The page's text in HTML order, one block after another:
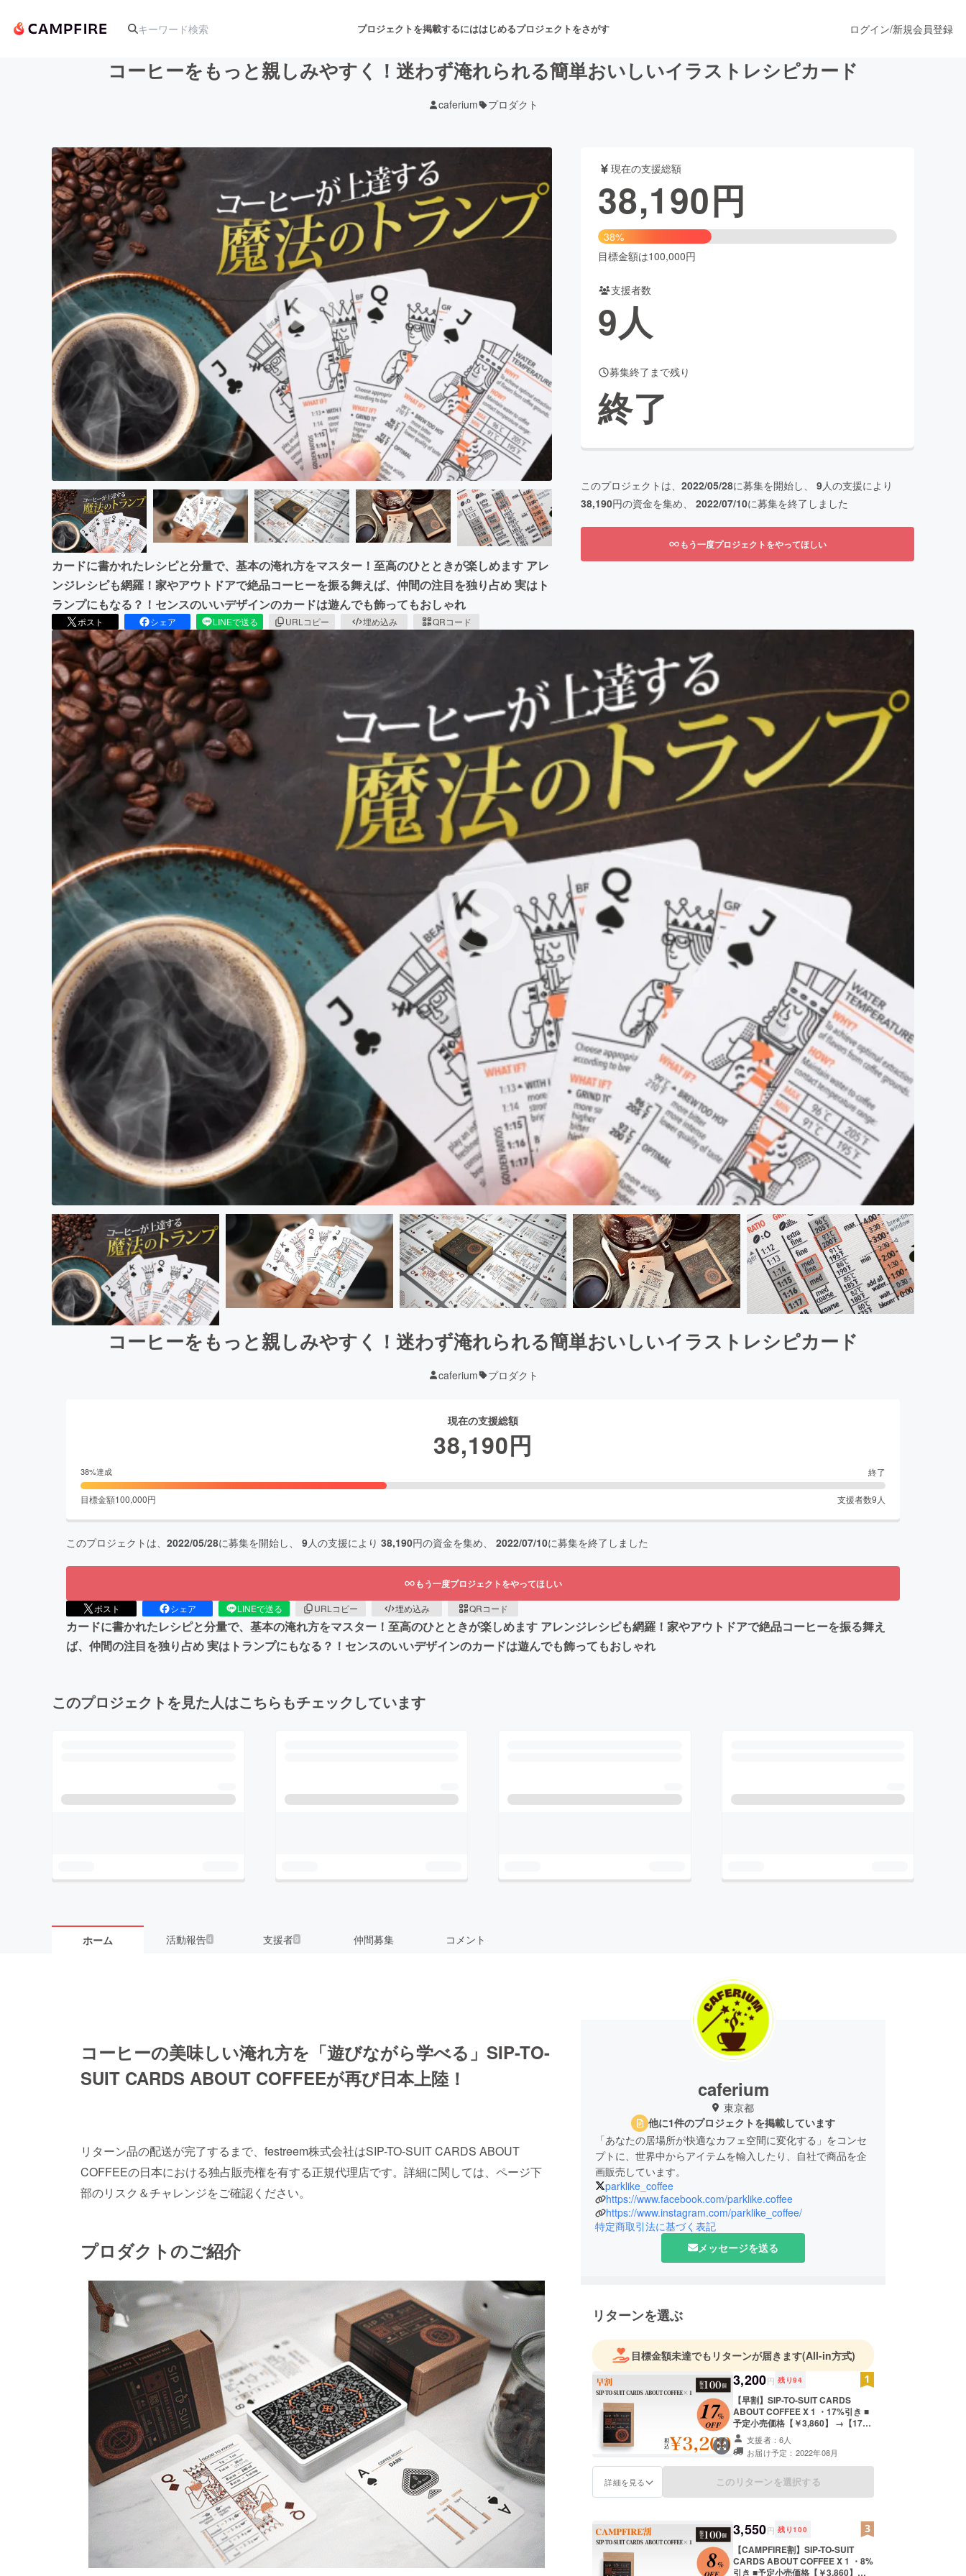
プロジェクトを掲載するにははじめるプロジェクトをさがす
アート・写真 音楽 舞台・パフォーマンス
テクノロジー・ガジェット ゲーム・サービス開発 フード・飲食店 ファッション
映像・映画 書籍・雑誌出版
ビジネス・起業 チャレンジ ビューティー・ヘルスケア
まちづくり・地域活性化
CAMPFIRE for Social GoodCAMPFIRE Creation
CAMPFIREふるさと納税machi-yaコミュニティ
ログイン/新規会員登録
コーヒーをもっと親しみやすく！迷わず淹れられる簡単おいしいイラストレシピカード
caferium プロダクト
カードに書かれたレシピと分量で、基本の淹れ方をマスター！至高のひとときが楽しめます アレ
ンジレシピも網羅！家やアウトドアで絶品コーヒーを振る舞えば、仲間の注目を独り占め 実はト
ランプにもなる？！センスのいいデザインのカードは遊んでも飾ってもおしゃれ
ポスト シェア LINEで送る URLコピー 埋め込み QRコード
現在の支援総額
38,190円
38%
目標金額は100,000円
支援者数
9人
募集終了まで残り
終了
このプロジェクトは、 2022/05/28に募集を開始し、 9人の支援により
38,190円の資金を集め、 2022/07/10に募集を終了しました
もう一度プロジェクトをやってほしい
コーヒーをもっと親しみやすく！迷わず淹れられる簡単おいしいイラストレシピカード
caferium プロダクト
現在の支援総額
38,190円
38%達成 終了
目標金額100,000円 支援者数9 人
このプロジェクトは、 2022/05/28に募集を開始し、 9人の支援により 38,190円の資金を集め、 2022/07/10に募集を終了しました
もう一度プロジェクトをやってほしい
ポスト シェア LINEで送る URLコピー 埋め込み QRコード
カードに書かれたレシピと分量で、基本の淹れ方をマスター！至高のひとときが楽しめます アレンジレシピも網羅！家やアウトドアで絶品コーヒーを振る舞え
ば、仲間の注目を独り占め 実はトランプにもなる？！センスのいいデザインのカードは遊んでも飾ってもおしゃれ
このプロジェクトを見た人はこちらもチェックしています
ホーム 活動報告4 支援者9 仲間募集 コメント
コーヒーの美味しい淹れ方を「遊びながら学べる」SIP-TO-
SUIT CARDS ABOUT COFFEEが再び日本上陸！
リターン品の配送が完了するまで、festreem株式会社はSIP-TO-SUIT CARDS ABOUT
COFFEEの日本における独占販売権を有する正規代理店です。詳細に関しては、ページ下
部のリスク＆チャレンジをご確認ください。
プロダクトのご紹介
caferium
東京都
他に1件のプロジェクトを掲載しています
「あなたの居場所が快適なカフェ空間に変化する」をコンセ
プトに、世界中からアイテムを輸入したり、自社で商品を企
画販売しています。
parklike_coffee
https://www.facebook.com/parklike.coffee
https://www.instagram.com/parklike_coffee/
特定商取引法に基づく表記
メッセージを送る
リターンを選ぶ
目標金額未達でもリターンが届きます(All-in方式)
3,200円 残り94
【早割】SIP-TO-SUIT CARDS
ABOUT COFFEE X 1 ・17%引き ■
予定小売価格【￥3,860】 →【17％
OFF!!!】→ ■早割【￥3,200】 ・
SIP-TO-SUIT CARDS ABOUT
COFFEE x 1 ■税込・送料込 ■サイ
ズ・素材・枚数 ・サイズ：ポーカー
サイズ 63mm x 88mm ・枚数：56
カード（摂氏・華氏） 1枚：イン
フォメーションカード ・プロジェク
ト実行者（国） ：日本 ・製品者
（国）：アメリカ ・製造者
（国）：アメリカ 配送は海外（アメ
支援者：6人
お届け予定：2022年08月
詳細を見る このリターンを選択する
3,550円 残り100
【CAMPFIRE割】SIP-TO-SUIT
CARDS ABOUT COFFEE X 1 ・8%
引き ■予定小売価格【￥3,860】